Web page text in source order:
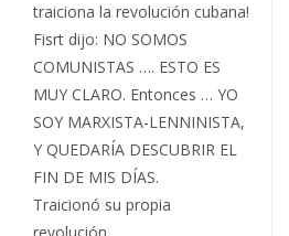
traiciona la revolución cubana!
Fisrt dijo: NO SOMOS
COMUNISTAS …. ESTO ES
MUY CLARO. Entonces … YO
SOY MARXISTA-LENNINISTA,
Y QUEDARÍA DESCUBRIR EL
FIN DE MIS DÍAS.
Traicionó su propia